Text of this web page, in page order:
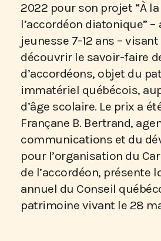
2022 pour son projet “À
l’accordéon diatonique” –
jeunesse 7-12 ans –
découvrir le savoir-faire
d’accordéons, objet du
immatériel québécois,
d’âge scolaire. Le prix a
Françane B. Bertrand,
communications et du
pour l’organisation du
de l’accordéon, présente
annuel du Conseil
patrimoine vivant le 28